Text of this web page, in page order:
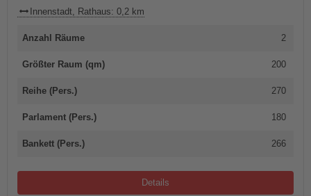
Innenstadt, Rathaus: 0,2 km
Anzahl Räume 2
Größter Raum (qm) 200
Reihe (Pers.) 270
Parlament (Pers.) 180
Bankett (Pers.) 266
Details